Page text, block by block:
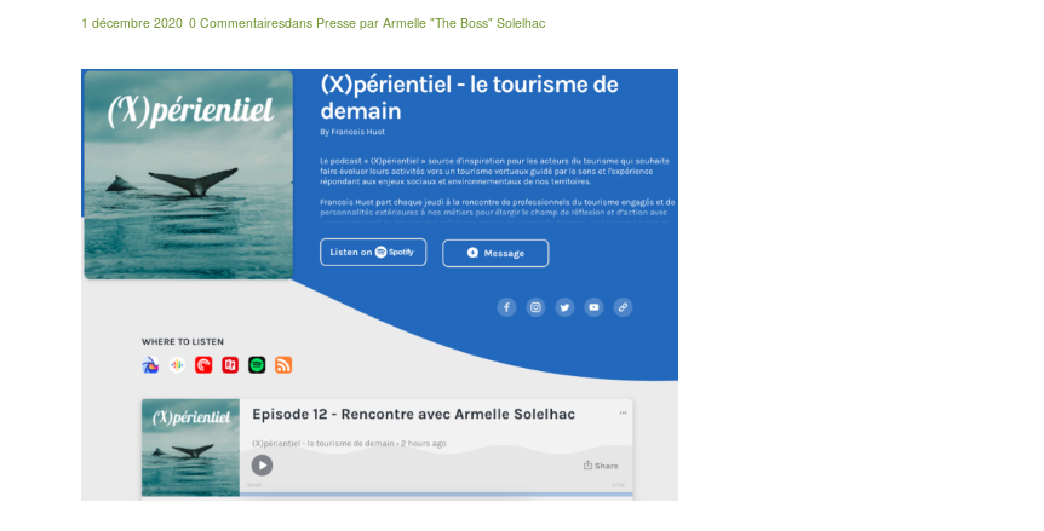
1 décembre 2020 0 Commentairesdans Presse par Armelle "The Boss" Solelhac